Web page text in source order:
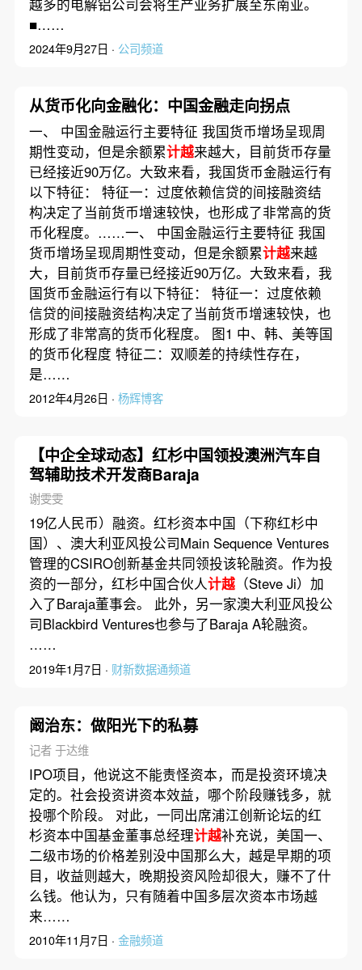
越多的电解铝公司会将生产业务扩展至东南亚。
■……
2024年9月27日 · 公司频道
从货币化向金融化：中国金融走向拐点
一、 中国金融运行主要特征 我国货币增场呈现周
期性变动，但是余额累计越来越大，目前货币存量
已经接近90万亿。大致来看，我国货币金融运行有
以下特征： 特征一：过度依赖信贷的间接融资结
构决定了当前货币增速较快，也形成了非常高的货
币化程度。……一、 中国金融运行主要特征 我国
货币增场呈现周期性变动，但是余额累计越来越
大，目前货币存量已经接近90万亿。大致来看，我
国货币金融运行有以下特征： 特征一：过度依赖
信贷的间接融资结构决定了当前货币增速较快，也
形成了非常高的货币化程度。 图1 中、韩、美等国
的货币化程度 特征二：双顺差的持续性存在，
是……
2012年4月26日 · 杨辉博客
【中企全球动态】红杉中国领投澳洲汽车自
驾辅助技术开发商Baraja
谢雯雯
19亿人民币）融资。红杉资本中国（下称红杉中
国）、澳大利亚风投公司Main Sequence Ventures
管理的CSIRO创新基金共同领投该轮融资。作为投
资的一部分，红杉中国合伙人计越（Steve Ji）加
入了Baraja董事会。 此外，另一家澳大利亚风投公
司Blackbird Ventures也参与了Baraja A轮融资。
……
2019年1月7日 · 财新数据通频道
阚治东：做阳光下的私募
记者 于达维
IPO项目，他说这不能责怪资本，而是投资环境决
定的。社会投资讲资本效益，哪个阶段赚钱多，就
投哪个阶段。 对此，一同出席浦江创新论坛的红
杉资本中国基金董事总经理计越补充说，美国一、
二级市场的价格差别没中国那么大，越是早期的项
目，收益则越大，晚期投资风险却很大，赚不了什
么钱。他认为，只有随着中国多层次资本市场越
来……
2010年11月7日 · 金融频道